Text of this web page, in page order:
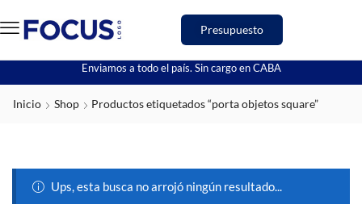
Presupuesto
Enviamos a todo el país. Sin cargo en CABA
Inicio Shop Productos etiquetados “porta objetos square”
Ups, esta busca no arrojó ningún resultado...